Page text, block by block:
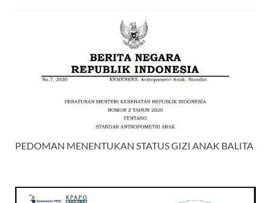
PEDOMAN MENENTUKAN STATUS GIZI ANAK BALITA